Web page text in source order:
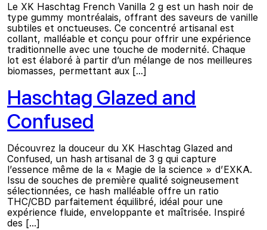
Le XK Haschtag French Vanilla 2 g est un hash noir de
type gummy montréalais, offrant des saveurs de vanille
subtiles et onctueuses. Ce concentré artisanal est
collant, malléable et conçu pour offrir une expérience
traditionnelle avec une touche de modernité. Chaque
lot est élaboré à partir d’un mélange de nos meilleures
biomasses, permettant aux […]
Haschtag Glazed and
Confused
Découvrez la douceur du XK Haschtag Glazed and
Confused, un hash artisanal de 3 g qui capture
l’essence même de la « Magie de la science » d’EXKA.
Issu de souches de première qualité soigneusement
sélectionnées, ce hash malléable offre un ratio
THC/CBD parfaitement équilibré, idéal pour une
expérience fluide, enveloppante et maîtrisée. Inspiré
des […]